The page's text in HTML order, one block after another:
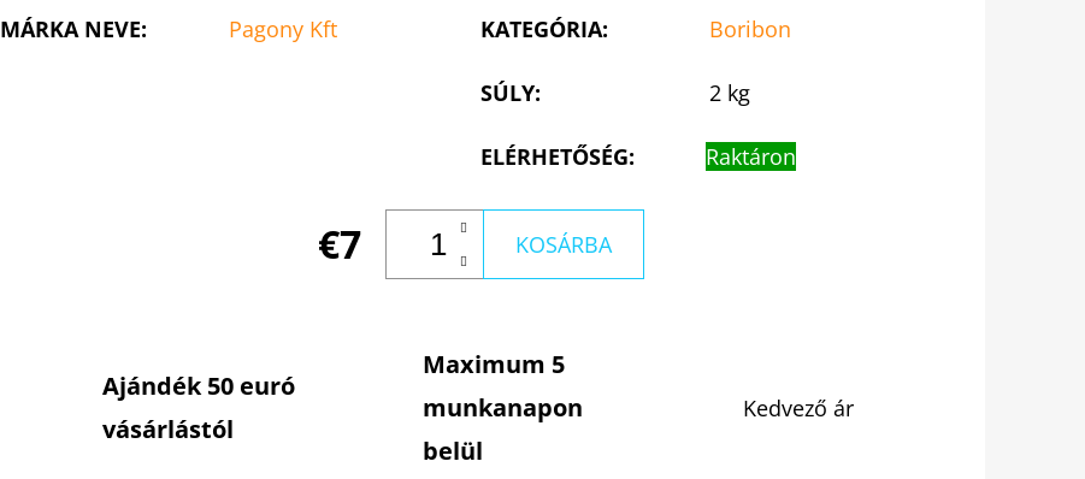
MÁRKA NEVE: Pagony Kft KATEGÓRIA: Boribon
SÚLY: 2 kg
ELÉRHETŐSÉG: Raktáron
€7 KOSÁRBA
Ajándék 50 euró
vásárlástól
Maximum 5
munkanapon
belül
Kedvező ár